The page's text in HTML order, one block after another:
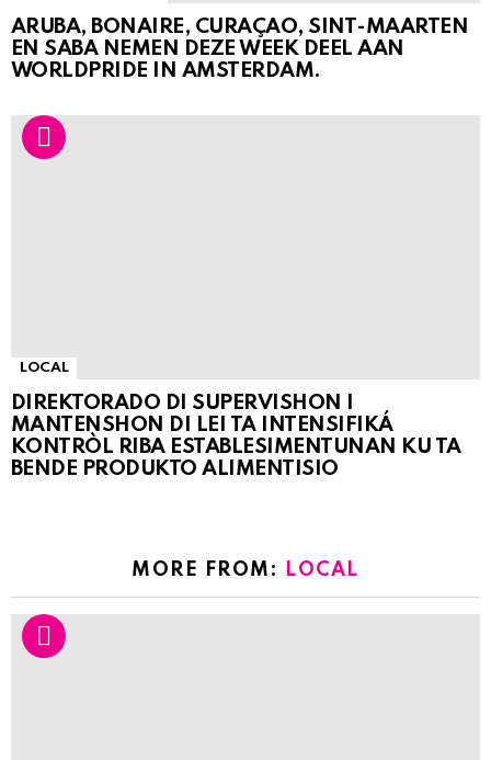
ARUBA, BONAIRE, CURAÇAO, SINT-MAARTEN
EN SABA NEMEN DEZE WEEK DEEL AAN
WORLDPRIDE IN AMSTERDAM.
LOCAL
DIREKTORADO DI SUPERVISHON I
MANTENSHON DI LEI TA INTENSIFIKÁ
KONTRÒL RIBA ESTABLESIMENTUNAN KU TA
BENDE PRODUKTO ALIMENTISIO
MORE FROM: LOCAL